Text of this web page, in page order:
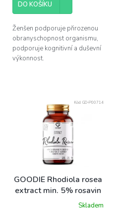
DO KOŠÍKU
Ženšen podporuje přirozenou
obranyschopnost organismu,
podporuje kognitivní a duševní
výkonnost.
GOODIE Rhodiola rosea
extract min. 5% rosavin
& 2% salidroside, 60 ks
Skladem
Kód: GD-P00714